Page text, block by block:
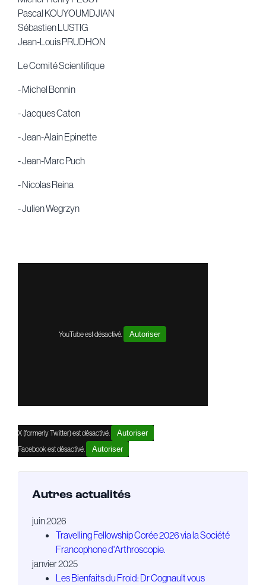
Pascal KOUYOUMDJIAN
Sébastien LUSTIG
Jean-Louis PRUDHON
Le Comité Scientifique
- Michel Bonnin
- Jacques Caton
- Jean-Alain Epinette
- Jean-Marc Puch
- Nicolas Reina
- Julien Wegrzyn
YouTube est désactivé. Autoriser
X (formerly Twitter) est désactivé.
Autoriser
Facebook est désactivé.
Autoriser
Autres actualités
juin 2026
Travelling Fellowship Corée 2026 via la Société
Francophone d'Arthroscopie.
janvier 2025
Les Bienfaits du Froid: Dr Cognault vous